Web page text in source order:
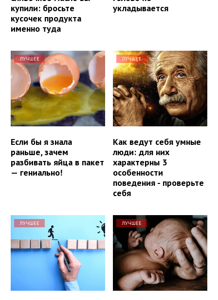
купили: бросьте
кусочек продукта
именно туда
укладывается
ЛУЧШЕЕ
Если бы я знала
раньше, зачем
разбивать яйца в пакет
— гениально!
ЛУЧШЕЕ
Как ведут себя умные
люди: для них
характерны 3
особенности
поведения - проверьте
себя
ЛУЧШЕЕ ЛУЧШЕЕ